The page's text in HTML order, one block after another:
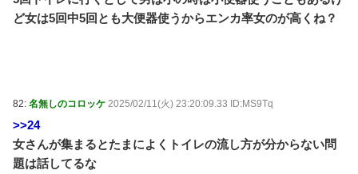
ど女は5回中5回とも大便器使うからエンカ率女のが高くね？
82: 名無しのコロッケ 2025/02/11(火) 23:20:09.33 ID:MS9Tq
>>24
女さんが集まるとたまによくトイレの流し方が分からない問
題は話してるな